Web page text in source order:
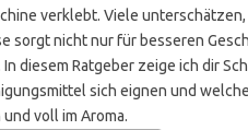
verklebt. Viele
sorgt nicht nur für besseren
diesem Ratgeber zeige ich dir
sich eignen und
voll im Aroma.